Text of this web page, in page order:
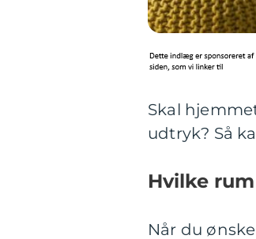
Skal
udtryk? Så
Hvilke
Når du